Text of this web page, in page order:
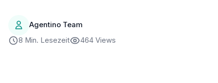
Agentino Team
8 Min. Lesezeit
464 Views